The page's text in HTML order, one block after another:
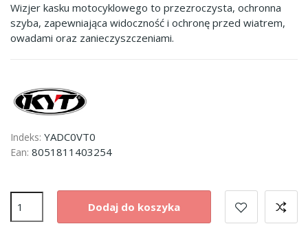
Wizjer kasku motocyklowego to przezroczysta, ochronna
szyba, zapewniająca widoczność i ochronę przed wiatrem,
owadami oraz zanieczyszczeniami.
Indeks: YADC0VT0
Ean: 8051811403254
Dodaj do koszyka